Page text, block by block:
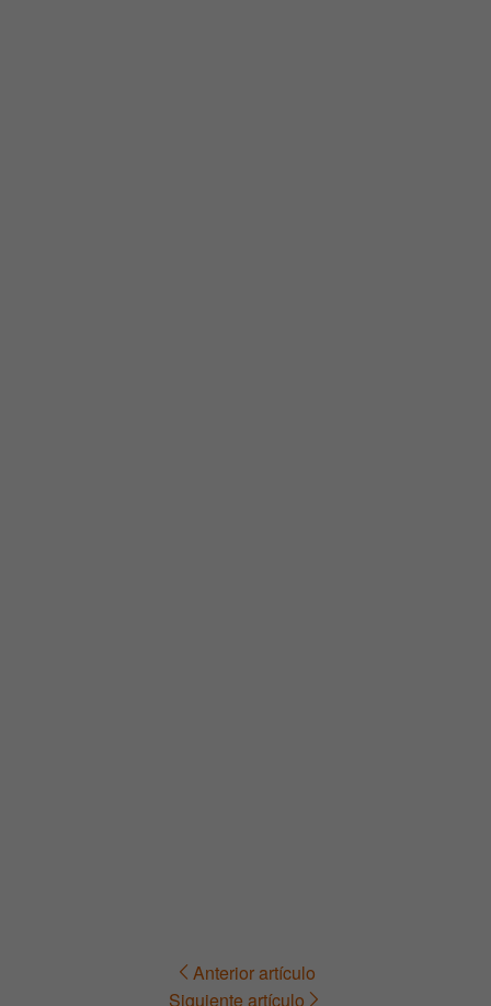
Navegación Anterior artículo
Siguiente artículo